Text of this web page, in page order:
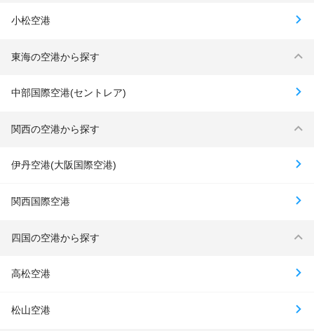
小松空港
東海の空港から探す
中部国際空港(セントレア)
関西の空港から探す
伊丹空港(大阪国際空港)
関西国際空港
四国の空港から探す
高松空港
松山空港